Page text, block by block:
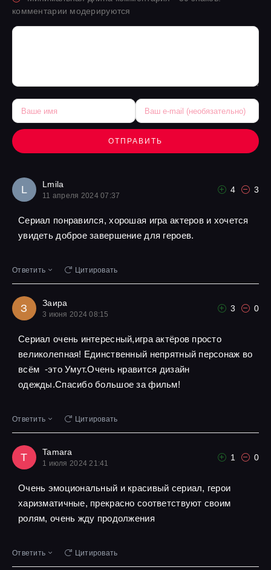
комментарии модерируются
ОТПРАВИТЬ
L Lmila
11 апреля 2024 07:37
4 3
Сериал понравился, хорошая игра актеров и хочется
увидеть доброе завершение для героев.
Ответить Цитировать
З Заира
3 июня 2024 08:15
3 0
Сериал очень интересный,игра актёров просто
великолепная! Единственный непрятный персонаж во
всём -это Умут.Очень нравится дизайн
одежды.Спасибо большое за фильм!
Ответить Цитировать
T Tamara
1 июля 2024 21:41
1 0
Очень эмоциональный и красивый сериал, герои
харизматичные, прекрасно соответствуют своим
ролям, очень жду продолжения
Ответить Цитировать